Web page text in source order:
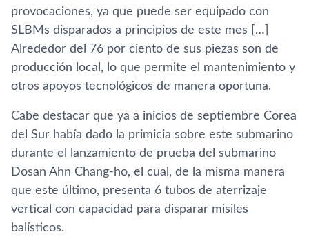
provocaciones, ya que puede ser equipado con
SLBMs disparados a principios de este mes […]
Alrededor del 76 por ciento de sus piezas son de
producción local, lo que permite el mantenimiento y
otros apoyos tecnológicos de manera oportuna.
Cabe destacar que ya a inicios de septiembre Corea
del Sur había dado la primicia sobre este submarino
durante el lanzamiento de prueba del submarino
Dosan Ahn Chang-ho, el cual, de la misma manera
que este último, presenta 6 tubos de aterrizaje
vertical con capacidad para disparar misiles
balísticos.